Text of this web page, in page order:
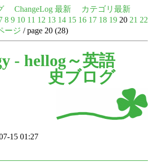
ChangeLog 最新
カテゴリ最新
8 9 10 11 12 13 14 15 16 17 18 19 20 21 22
ージ / page 20 (28)
- hellog～英語
史ブログ
15 01:27